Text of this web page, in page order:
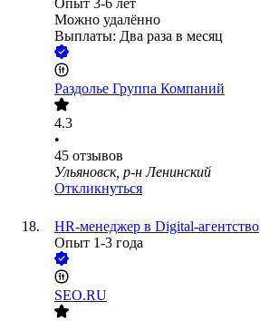
Опыт 3-6 лет
Можно удалённо
Выплаты: Два раза в месяц
Раздолье Группа Компаний
4.3
•
45 отзывов
Ульяновск, р-н Ленинский
Откликнуться
HR-менеджер в Digital-агентство
Опыт 1-3 года
SEO.RU